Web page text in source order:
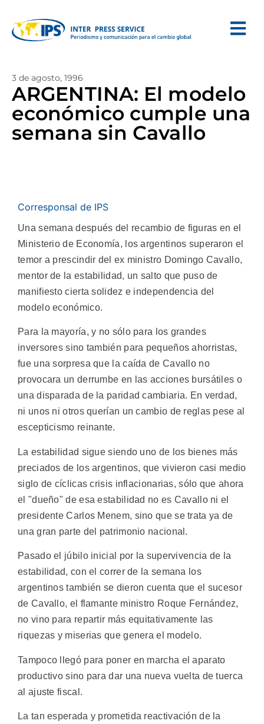
3 de agosto, 1996
ARGENTINA: El modelo
económico cumple una
semana sin Cavallo
Corresponsal de IPS
Una semana después del recambio de figuras en el
Ministerio de Economía, los argentinos superaron el
temor a prescindir del ex ministro Domingo Cavallo,
mentor de la estabilidad, un salto que puso de
manifiesto cierta solidez e independencia del
modelo económico.
Para la mayoría, y no sólo para los grandes
inversores sino también para pequeños ahorristas,
fue una sorpresa que la caída de Cavallo no
provocara un derrumbe en las acciones bursátiles o
una disparada de la paridad cambiaria. En verdad,
ni unos ni otros querían un cambio de reglas pese al
escepticismo reinante.
La estabilidad sigue siendo uno de los bienes más
preciados de los argentinos, que vivieron casi medio
siglo de cíclicas crisis inflacionarias, sólo que ahora
el "dueño" de esa estabilidad no es Cavallo ni el
presidente Carlos Menem, sino que se trata ya de
una gran parte del patrimonio nacional.
Pasado el júbilo inicial por la supervivencia de la
estabilidad, con el correr de la semana los
argentinos también se dieron cuenta que el sucesor
de Cavallo, el flamante ministro Roque Fernández,
no vino para repartir más equitativamente las
riquezas y miserias que genera el modelo.
Tampoco llegó para poner en marcha el aparato
productivo sino para dar una nueva vuelta de tuerca
al ajuste fiscal.
La tan esperada y prometida reactivación de la